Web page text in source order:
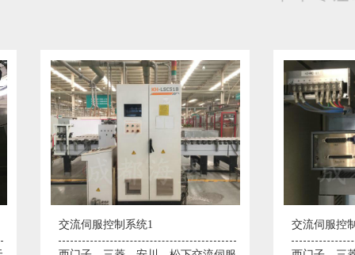
交流伺服控制系统1 交流伺服控制系统